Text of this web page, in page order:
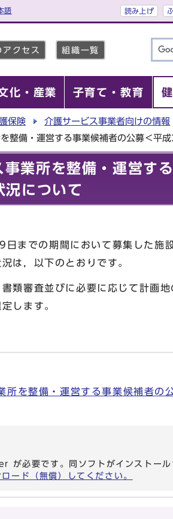
語 読み上げ
クセス 組織一覧
化・産業 子育て・教育
保険 介護サービス事業者向けの情報
整備・運営する事業候補者の公募＜平
業所を整備・運営す
について
での期間において募集した施
は，以下のとおりです。
類審査並びに必要に応じて計画
します。
所を整備・運営する事業候補者の
必要です。同ソフトがインストール
ド（無償）してください。